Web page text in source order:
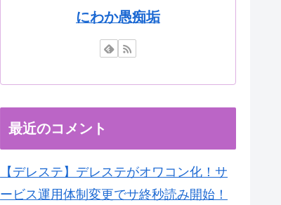
にわか愚痴垢
最近のコメント
【デレステ】デレステがオワコン化！サ
ービス運用体制変更でサ終秒読み開始！